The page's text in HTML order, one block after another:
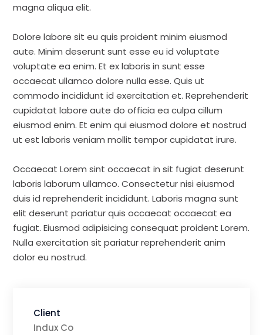
magna aliqua elit.
Dolore labore sit eu quis proident minim eiusmod
aute. Minim deserunt sunt esse eu id voluptate
voluptate ea enim. Et ex laboris in sunt esse
occaecat ullamco dolore nulla esse. Quis ut
commodo incididunt id exercitation et. Reprehenderit
cupidatat labore aute do officia ea culpa cillum
eiusmod enim. Et enim qui eiusmod dolore et nostrud
ut est laboris veniam mollit tempor cupidatat irure.
Occaecat Lorem sint occaecat in sit fugiat deserunt
laboris laborum ullamco. Consectetur nisi eiusmod
duis id reprehenderit incididunt. Laboris magna sunt
elit deserunt pariatur quis occaecat occaecat ea
fugiat. Eiusmod adipisicing consequat proident Lorem.
Nulla exercitation sit pariatur reprehenderit anim
dolor eu nostrud.
Client
Indux Co